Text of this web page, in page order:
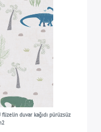
duvar kağıdı pürüzsüz